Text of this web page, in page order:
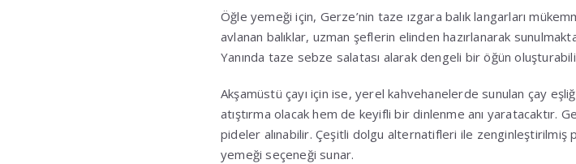
Öğle yemeği için, Gerze’nin taze ızgara balık langarları
avlanan balıklar, uzman şeflerin elinden hazırlanarak
Yanında taze sebze salatası alarak dengeli bir öğün
Akşamüstü çayı için ise, yerel kahvehanelerde sunulan çay
atıştırma olacak hem de keyifli bir dinlenme anı yaratacaktır.
pideler alınabilir. Çeşitli dolgu alternatifleri ile
yemeği seçeneği sunar.